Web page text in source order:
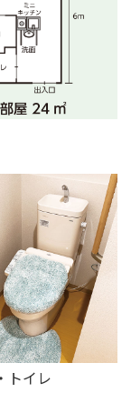
トイレ